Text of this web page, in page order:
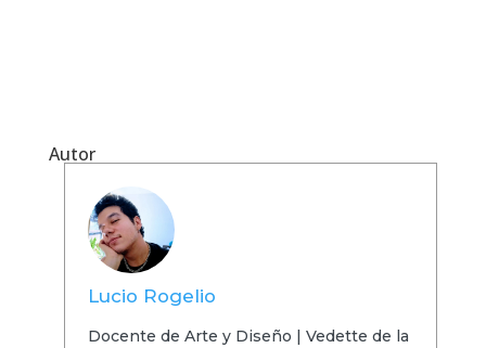
Autor
Lucio Rogelio
Docente de Arte y Diseño | Vedette de la